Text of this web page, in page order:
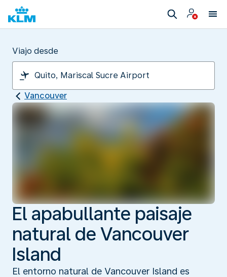
Viajo desde
Vancouver
El apabullante paisaje
natural de Vancouver
Island
El entorno natural de Vancouver Island es